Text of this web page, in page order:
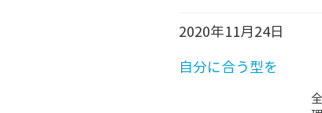
2020年11月24日
自分に合う型を